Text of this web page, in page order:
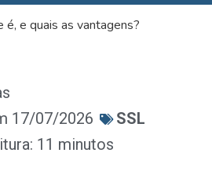
é, e quais as vantagens?
17/07/2026
SSL
11 minutos